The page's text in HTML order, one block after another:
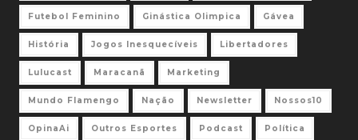
Futebol Feminino Ginástica Olimpica Gávea
História Jogos Inesquecíveis Libertadores
Lulucast Maracanã Marketing
Mundo Flamengo Nação Newsletter Nossos10
OpinaAi Outros Esportes Podcast Política